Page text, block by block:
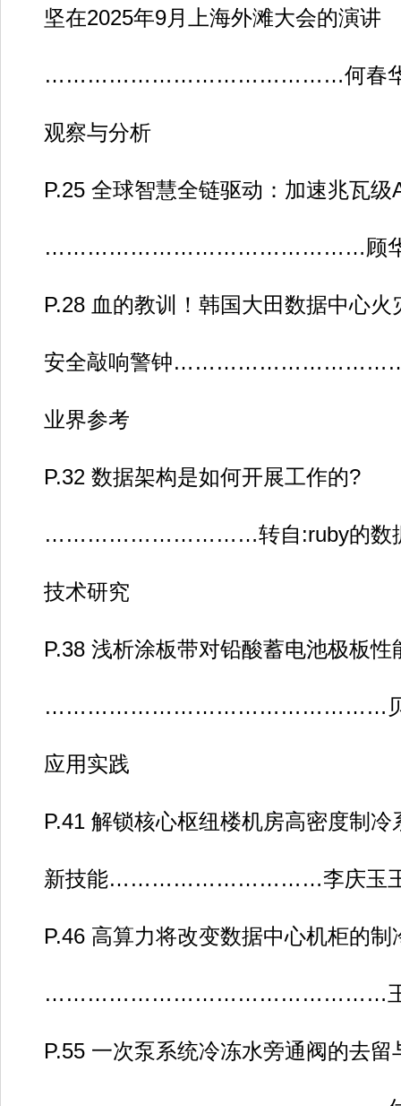
坚在2025年9月上海外滩大会的演讲
……………………………………何春华
观察与分析
P.25 全球智慧全链驱动：加速兆瓦级
………………………………………顾
P.28 血的教训！韩国大田数据中心火
安全敲响警钟……………………………
业界参考
P.32 数据架构是如何开展工作的?
…………………………转自:ruby的数
技术研究
P.38 浅析涂板带对铅酸蓄电池极板性
…………………………………………贝
应用实践
P.41 解锁核心枢纽楼机房高密度制冷
新技能…………………………李庆玉王
P.46 高算力将改变数据中心机柜的制
…………………………………………王
P.55 一次泵系统冷冻水旁通阀的去留